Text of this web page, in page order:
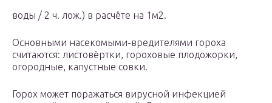
воды / 2 ч. лож.) в расчёте на 1м2.
Основными насекомыми-вредителями гороха
считаются: листовёртки, гороховые плодожорки,
огородные, капустные совки.
Горох может поражаться вирусной инфекцией